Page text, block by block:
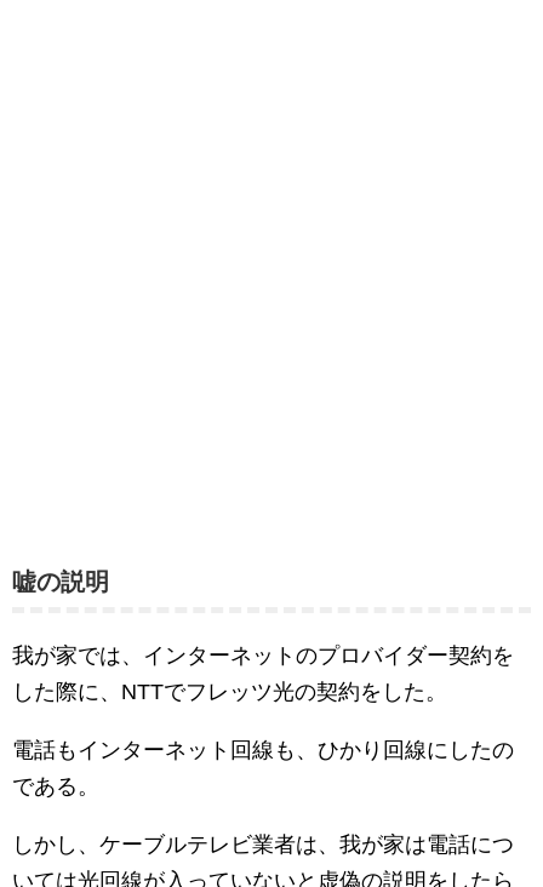
嘘の説明
我が家では、インターネットのプロバイダー契約を
した際に、NTTでフレッツ光の契約をした。
電話もインターネット回線も、ひかり回線にしたの
である。
しかし、ケーブルテレビ業者は、我が家は電話につ
いては光回線が入っていないと虚偽の説明をしたら